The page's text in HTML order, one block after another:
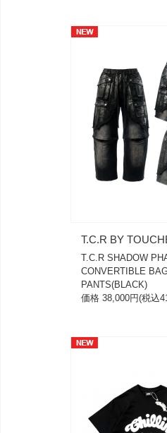
T.C.R BY
T.C.R SHADOW
CONVERTIBLE
PANTS(BLACK)
価格 38,000円(税込